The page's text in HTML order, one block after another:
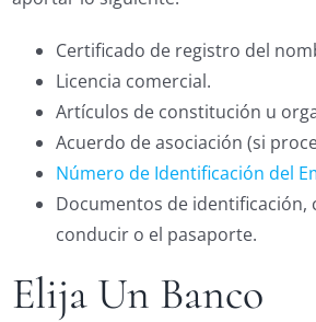
Certificado de registro del
Licencia comercial.
Artículos de constitución u
Acuerdo de asociación (si
Número de Identificación del
Documentos de identificación,
conducir o el pasaporte.
Elija Un Banco